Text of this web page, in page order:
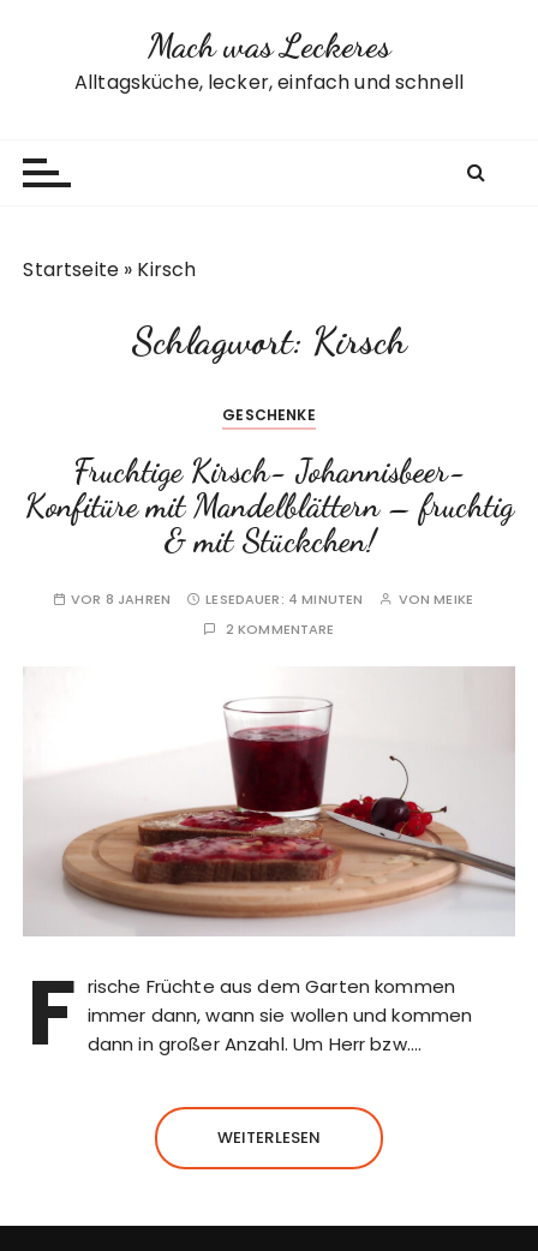
Mach was Leckeres
Alltagsküche, lecker, einfach und schnell
Startseite » Kirsch
Schlagwort: Kirsch
GESCHENKE
Fruchtige Kirsch- Johannisbeer-
Konfitüre mit Mandelblättern – fruchtig
& mit Stückchen!
VOR 8 JAHREN LESEDAUER: 4 MINUTEN VONMEIKE
2 KOMMENTARE
F rische Früchte aus dem Garten kommen
immer dann, wann sie wollen und kommen
dann in großer Anzahl. Um Herr bzw….
WEITERLESEN